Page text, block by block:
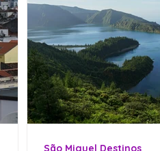
São Miguel Destinos